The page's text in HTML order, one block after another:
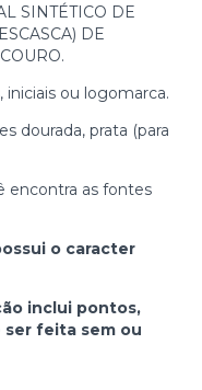
SINTÉTICO DE
DE
ou logomarca.
dourada, prata (para
encontra as fontes
o caracter
inclui pontos,
ser feita sem ou